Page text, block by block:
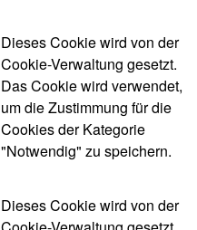
Dieses Cookie wird von der
Cookie-Verwaltung gesetzt.
Das Cookie wird verwendet,
um die Zustimmung für die
Cookies der Kategorie
"Notwendig" zu speichern.
Dieses Cookie wird von der